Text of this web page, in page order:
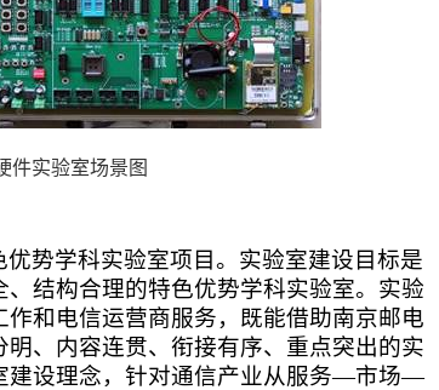
件实验室场景图
势学科实验室项目。实验室建设目标是
结构合理的特色优势学科实验室。实验
和电信运营商服务，既能借助南京邮电
、内容连贯、衔接有序、重点突出的实
建设理念，针对通信产业从服务—市场—